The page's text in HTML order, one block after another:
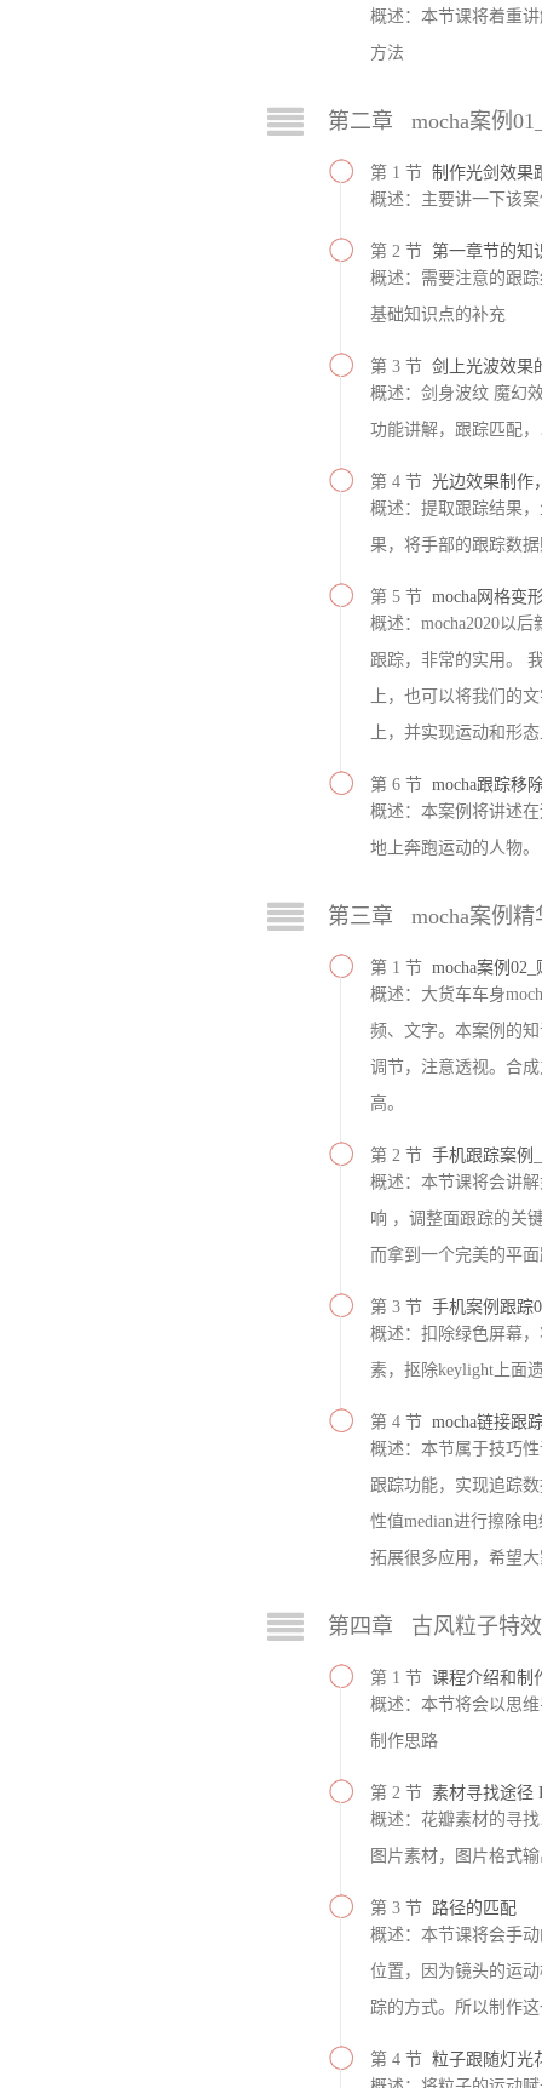
概述：本节课将着重
方法
第二章 mocha案例
第 1 节 制作光剑效果
概述：主要讲一下该
第 2 节 第一章节的知
概述：需要注意的跟
基础知识点的补充
第 3 节 剑上光波效果
概述：剑身波纹 魔幻
功能讲解，跟踪匹配
第 4 节 光边效果制作
概述：提取跟踪结果，
果，将手部的跟踪数
第 5 节 mocha网格变
概述：mocha2020以
跟踪，非常的实用。
上，也可以将我们的
上，并实现运动和形
第 6 节 mocha跟踪移
概述：本案例将讲述
地上奔跑运动的人物。
第三章 mocha案例精
第 1 节 mocha案例
概述：大货车车身
频、文字。本案例的
调节，注意透视。合
高。
第 2 节 手机跟踪案例
概述：本节课将会讲
响 ，调整面跟踪的关
而拿到一个完美的平
第 3 节 手机案例跟踪
概述：扣除绿色屏幕
素，抠除keylight上面
第 4 节 mocha链接跟
概述：本节属于技巧
跟踪功能，实现追踪
性值median进行擦除
拓展很多应用，希望
第四章 古风粒子特
第 1 节 课程介绍和制
概述：本节将会以思
制作思路
第 2 节 素材寻找途径
概述：花瓣素材的寻
图片素材，图片格式
第 3 节 路径的匹配
概述：本节课将会手
位置，因为镜头的运
踪的方式。所以制作
第 4 节 粒子跟随灯光